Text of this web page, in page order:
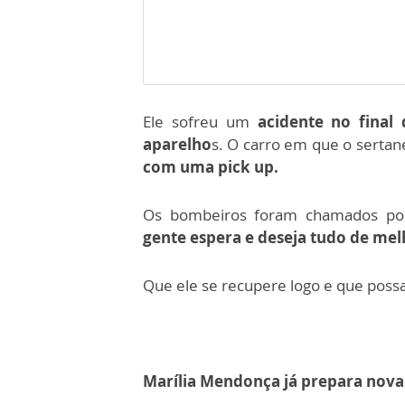
Ele sofreu um acidente no final
aparelhos. O carro em que o
com uma pick up.
Os bombeiros foram chamados
gente espera e deseja tudo de
Que ele se recupere logo e que
Marília Mendonça já prepara